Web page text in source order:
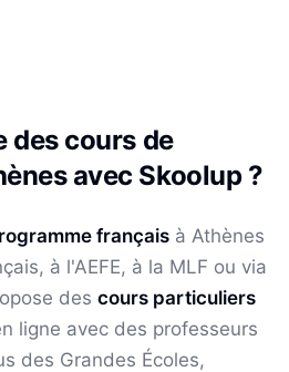
des cours de
avec Skoolup ?
français à Athènes
à l'AEFE, à la MLF ou via
des cours particuliers
ligne avec des professeurs
des Grandes Écoles,